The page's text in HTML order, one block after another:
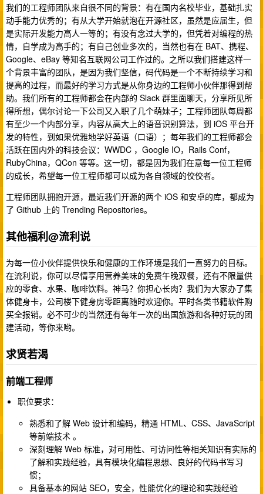
我们的工程师团队来自很不同的背景：有在国内名校毕业，基础扎实
动手能力优秀的；有从大学开始就泡在开源社区，虽然是应届生，但
是实际开发能力高人一等的；有没有念过大学的，但凭着对编程的热
情，自学成为高手的；有自己创业多次的，当然也有在 BAT、携程、
Google、eBay 等知名互联网公司工作过的。之所以我们搭建这样一
个背景丰富的团队，是因为我们坚信，码代码是一个不断持续学习和
提高的过程，而最好的学习方式是从你身边的工程师小伙伴那得到帮
助。我们所有的工程师都会在内部的 Slack 群里面聊天，分享所见所
得所想，偶尔讨论一下公司又入职了几个萌妹子；工程师团队每周都
有至少一个内部分享，内容从高大上的语音识别算法，到 iOS 平台开
发的特性，到如果优雅地学好英语（口语）；每年我们的工程师都会
活跃在国内外的科技会议：WWDC ，Google IO，Rails Conf，
RubyChina，QCon 等等。这一切，都是因为我们在意每一位工程师
的成长，希望每一位工程师都可以成为各自领域的佼佼者。
工程师团队拥抱开源，最近我们开源的两个 iOS 和安卓的库，都成为
了 Github 上的 Trending Repositories。
其他福利@流利说
为每一位小伙伴提供快乐和健康的工作环境是我们一直努力的目标。
在流利说，你可以尽情享用营养美味的免费午晚双餐，还有不限量供
应的零食、水果、咖啡饮料。神马？你担心长肉？我们为大家办了集
体健身卡，公司楼下健身房零距离随时欢迎你。平时各类书籍软件购
买全报销。必不可少的当然还有每年一次的出国旅游和各种好玩的团
建活动，等你来哟。
求贤若渴
前端工程师
职位要求：
熟悉和了解 Web 设计和编码，精通 HTML、CSS、JavaScript
等前端技术 。
深刻理解 Web 标准，对可用性、可访问性等相关知识有实际的
了解和实践经验，具有模块化编程思想、良好的代码书写习
惯；
具备基本的网站 SEO，安全，性能优化的理论和实践经验